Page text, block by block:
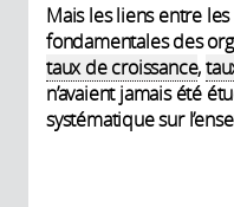
Mais les liens entre
fondamentales des
taux de croissance,
n’avaient jamais été
systématique sur